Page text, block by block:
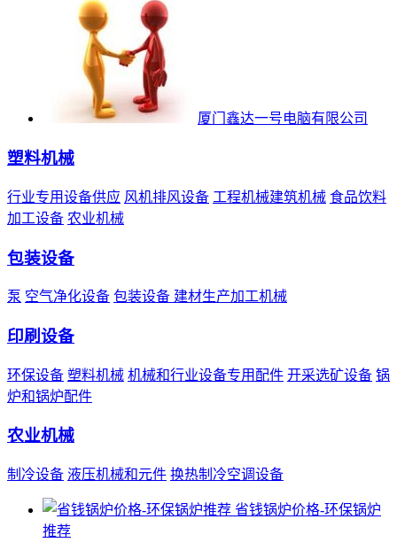
厦门鑫达一号电脑有限公司
塑料机械
行业专用设备供应 风机排风设备 工程机械建筑机械 食品饮料
加工设备 农业机械
包装设备
泵 空气净化设备 包装设备 建材生产加工机械
印刷设备
环保设备 塑料机械 机械和行业设备专用配件 开采选矿设备 锅
炉和锅炉配件
农业机械
制冷设备 液压机械和元件 换热制冷空调设备
省钱锅炉价格-环保锅炉
推荐